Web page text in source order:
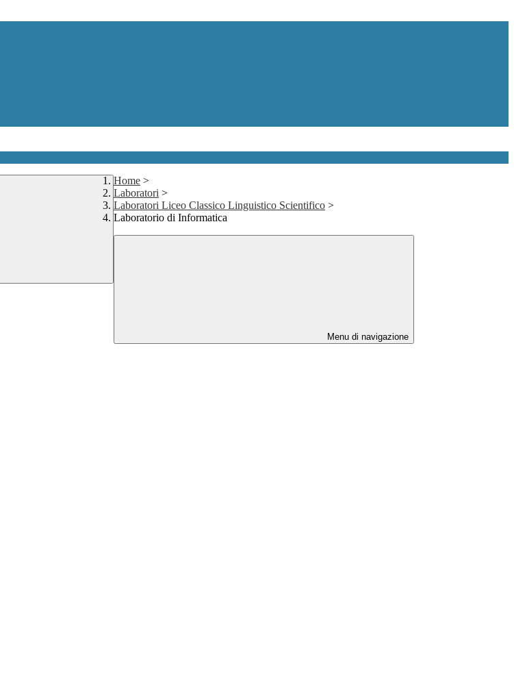
Home >
Laboratori >
Laboratori Liceo Classico Linguistico Scientifico >
Laboratorio di Informatica
Menu di navigazione